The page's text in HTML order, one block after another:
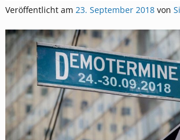
Veröffentlicht am 23. September 2018 von